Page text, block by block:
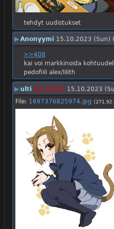
tehdyt uudistukset
▶Anonyymi 15.10.2023 (Sun)
>>408
kai voi markkinoida
pedofiili alex/lilith
▶ ulti ## Admin 15.10.2023
File: 1697376825974.jpg (271.92